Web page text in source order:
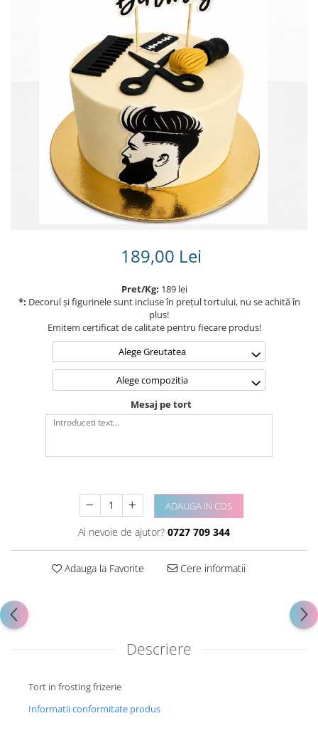
Torturi in frosting- crema pentru
Tortulețe 1.7 kg - 2 kg
189,00 Lei
Pret/Kg: 189 lei
*: Decorul și figurinele sunt incluse în prețul tortului, nu se achită în
plus!
Emitem certificat de calitate pentru fiecare produs!
Alege Greutatea
Alege compozitia
Mesaj pe tort
ADAUGA IN COS
Ai nevoie de ajutor? 0727 709 344
Adauga la Favorite Cere informatii
Descriere
Tort in frosting frizerie
Informatii conformitate produs